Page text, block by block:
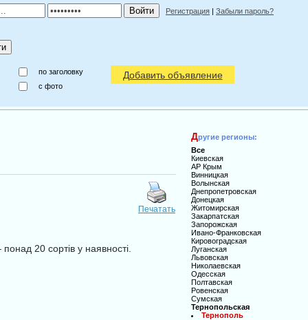
Регистрация | Забыли пароль?
по заголовку
c фото
Добавить объявление
Печатать
20 сортів у наявності.
Другие регионы:
Все
Киевская
АР Крым
Винницкая
Волынская
Днепропетровская
Донецкая
Житомирская
Закарпатская
Запорожская
Ивано-Франковская
Кировоградская
Луганская
Львовская
Николаевская
Одесская
Полтавская
Ровенская
Сумская
Тернопольская
Тернополь